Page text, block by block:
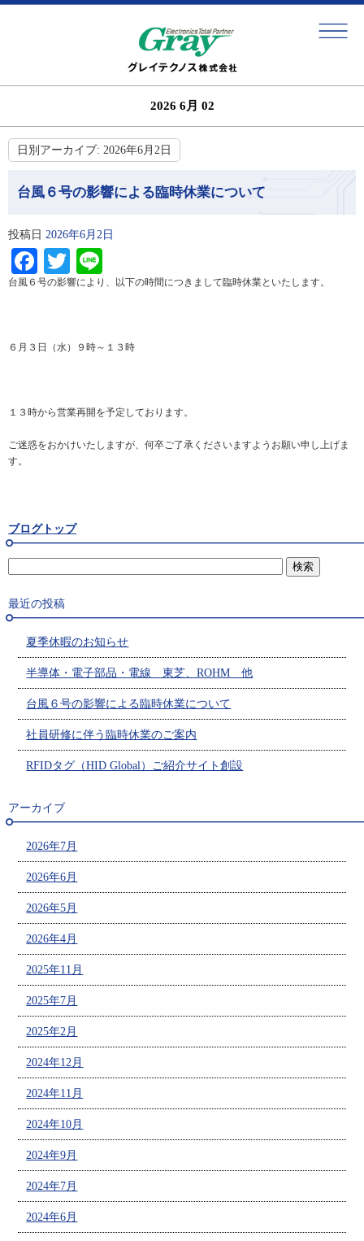
2026 6月 02
日別アーカイブ: 2026年6月2日
台風６号の影響による臨時休業について
投稿日 2026年6月2日
Facebook
Twitter
台風６号の影響により、以下の時間につきまして臨時休業といたします。
６月３日（水）９時～１３時
１３時から営業再開を予定しております。
ご迷惑をおかけいたしますが、何卒ご了承くださいますようお願い申し上げま
す。
ブログトップ
最近の投稿
夏季休暇のお知らせ
半導体・電子部品・電線 東芝、ROHM 他
台風６号の影響による臨時休業について
社員研修に伴う臨時休業のご案内
RFIDタグ（HID Global）ご紹介サイト創設
アーカイブ
2026年7月
2026年6月
2026年5月
2026年4月
2025年11月
2025年7月
2025年2月
2024年12月
2024年11月
2024年10月
2024年9月
2024年7月
2024年6月